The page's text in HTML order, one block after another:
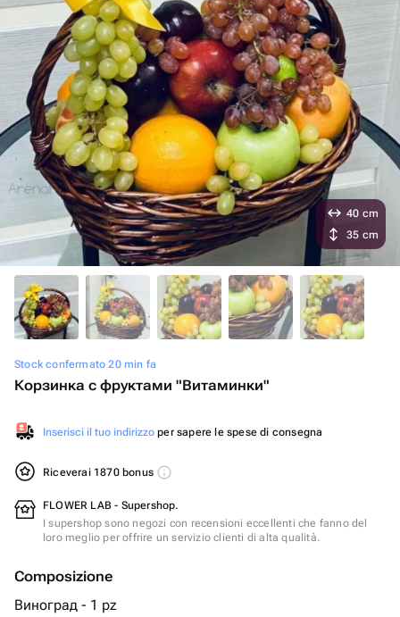
Stock confermato 20 min fa
Корзинка с фруктами "Витаминки"
Inserisci il tuo indirizzo per sapere le spese di consegna
Riceverai 1870 bonus
FLOWER LAB - Supershop.
I supershop sono negozi con recensioni eccellenti che fanno del
loro meglio per offrire un servizio clienti di alta qualità.
Composizione
Виноград - 1 pz
40 cm
35 cm